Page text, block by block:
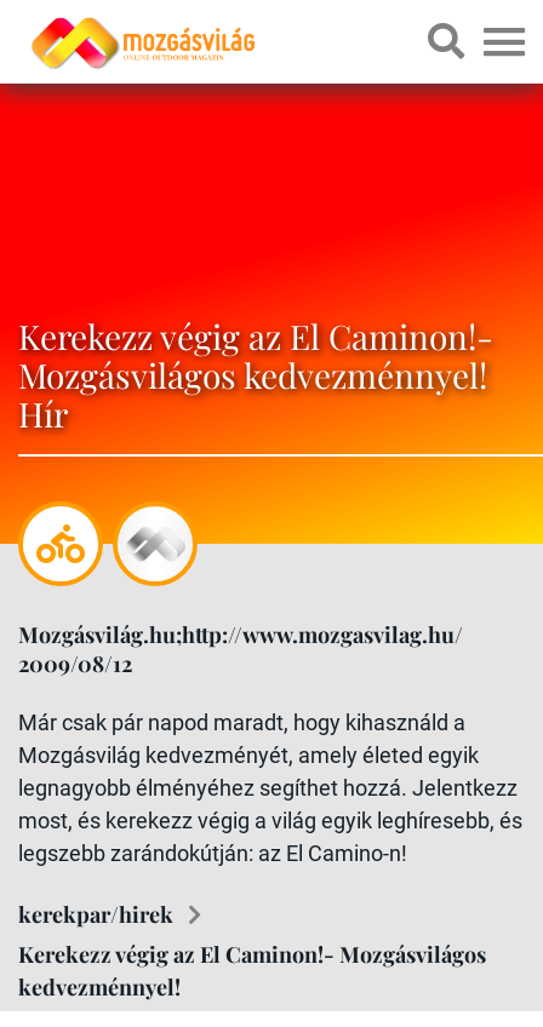
Kerekezz végig az El Caminon!-
Mozgásvilágos kedvezménnyel!
Hír
Mozgásvilág.hu;http://www.mozgasvilag.hu/
2009/08/12
Már csak pár napod maradt, hogy kihasználd a
Mozgásvilág kedvezményét, amely életed egyik
legnagyobb élményéhez segíthet hozzá. Jelentkezz
most, és kerekezz végig a világ egyik leghíresebb, és
legszebb zarándokútján: az El Camino-n!
kerekpar/hirek
Kerekezz végig az El Caminon!- Mozgásvilágos
kedvezménnyel!